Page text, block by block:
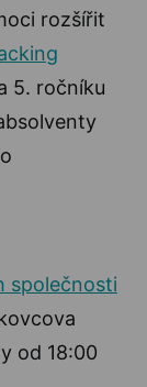
rozšířit
5. ročníku
společnosti
od 18:00